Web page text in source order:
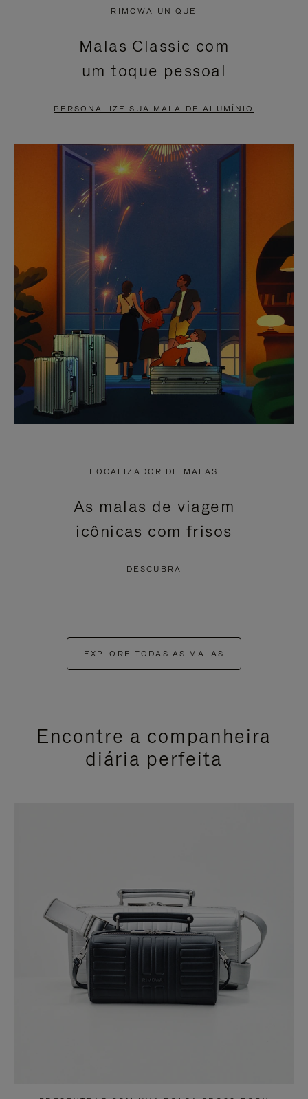
PAUSADO,
PRESSIONE
PARA
LO
SOM.
POR
FAVOR,
PARA
ATIVÁ-
LO
RIMOWA UNIQUE
Malas Classic com
um toque pessoal
PERSONALIZE SUA MALA DE ALUMÍNIO
LOCALIZADOR DE MALAS
As malas de viagem
icônicas com frisos
DESCUBRA
EXPLORE TODAS AS MALAS
Encontre a companheira
diária perfeita